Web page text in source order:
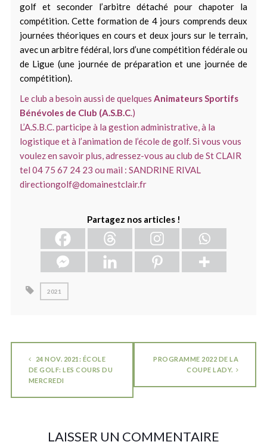
golf et seconder l’arbitre détaché pour chapoter la
compétition. Cette formation de 4 jours comprends deux
journées théoriques en cours et deux jours sur le terrain,
avec un arbitre fédéral, lors d’une compétition fédérale ou
de Ligue (une journée de préparation et une journée de
compétition).
Le club a besoin aussi de quelques Animateurs Sportifs
Bénévoles de Club (A.S.B.C.)
L’A.S.B.C. participe à la gestion administrative, à la
logistique et à l’animation de l’école de golf. Si vous vous
voulez en savoir plus, adressez-vous au club de St CLAIR
tel 04 75 67 24 23 ou mail : SANDRINE RIVAL
directiongolf@domainestclair.fr
Partagez nos articles !
2021
24 NOV. 2021: ÉCOLE
DE GOLF: LES COURS DU
MERCREDI
PROGRAMME 2022 DE LA
COUPE LADY.
LAISSER UN COMMENTAIRE